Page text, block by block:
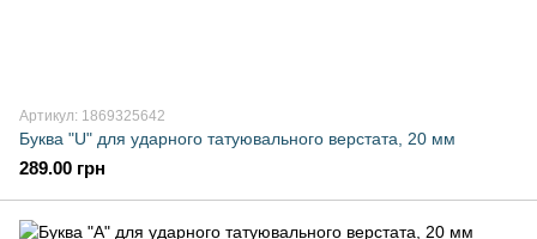
Артикул: 1869325642
Буква "U" для ударного татуювального верстата, 20 мм
289.00 грн